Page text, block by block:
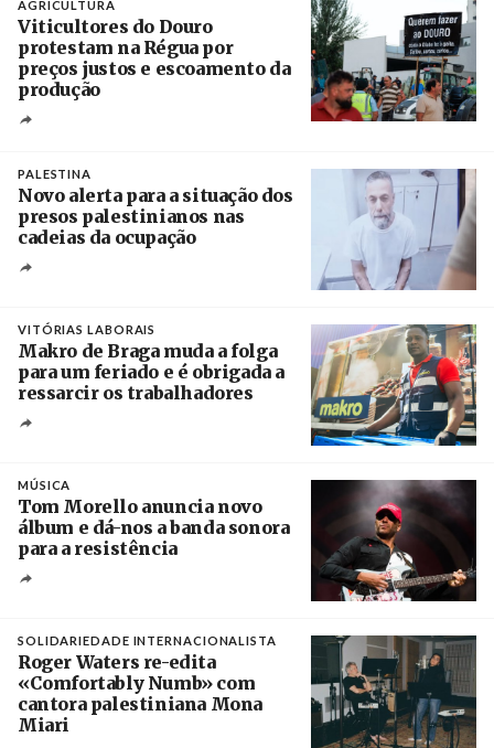
AGRICULTURA
Viticultores do Douro
protestam na Régua por
preços justos e escoamento da
produção
PALESTINA
Novo alerta para a situação dos
presos palestinianos nas
cadeias da ocupação
VITÓRIAS LABORAIS
Makro de Braga muda a folga
para um feriado e é obrigada a
ressarcir os trabalhadores
MÚSICA
Tom Morello anuncia novo
álbum e dá-nos a banda sonora
para a resistência
SOLIDARIEDADE INTERNACIONALISTA
Roger Waters re-edita
«Comfortably Numb» com
cantora palestiniana Mona
Miari